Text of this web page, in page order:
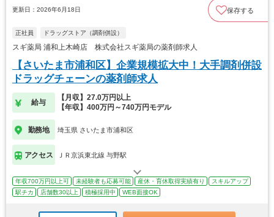
更新日：2026年6月18日 保存する
正社員 ドラッグストア（調剤併設）
スギ薬局 浦和上木崎店 株式会社スギ薬局の薬剤師求人
【さいたま市浦和区】企業規模拡大中！大手調剤併設
ドラッグチェーンの薬剤師求人
給与
【月収】27.0万円以上
【年収】400万円～740万円モデル
勤務地 埼玉県 さいたま市浦和区
アクセス ＪＲ京浜東北線 与野駅
年収700万円以上可 未経験者も応募可能 産休・育休取得実績有り
スキルアップ
駅チカ
店舗数30以上 積極採用中 WEB面接OK